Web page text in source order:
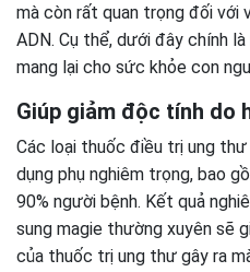
mà còn rất quan trọng đối với
ADN. Cụ thể, dưới đây chính
mang lại cho sức khỏe con
Giúp giảm độc tính do
Các loại thuốc điều trị ung
dụng phụ nghiêm trọng, bao
90% người bệnh. Kết quả
sung magie thường xuyên sẽ
của thuốc trị ung thư gây ra